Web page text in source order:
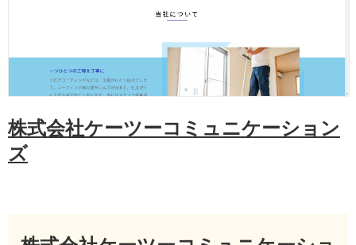
株式会社ケーツーコミュニケーション
ズ